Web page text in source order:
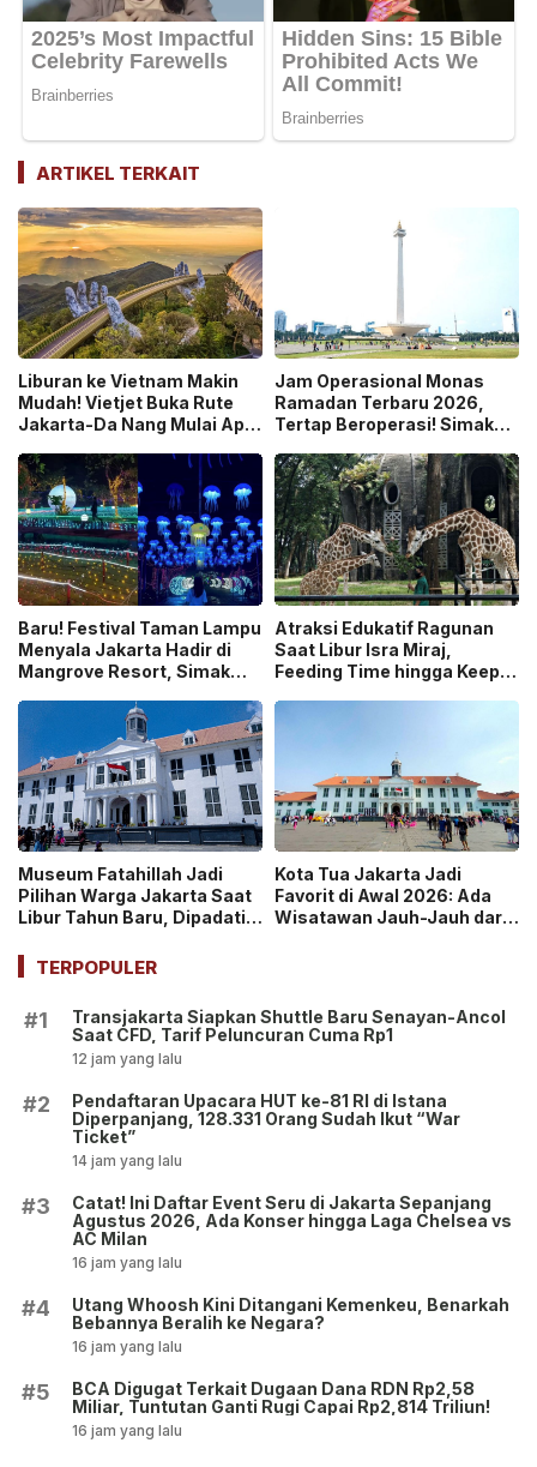
ARTIKEL TERKAIT
Liburan ke Vietnam Makin
Mudah! Vietjet Buka Rute
Jakarta-Da Nang Mulai April
Jam Operasional Monas
Ramadan Terbaru 2026,
Tertap Beroperasi! Simak
Resmi
Baru! Festival Taman Lampu
Menyala Jakarta Hadir di
Mangrove Resort, Simak
Atraksi Edukatif Ragunan
Saat Libur Isra Miraj,
Feeding Time hingga Keeper
Museum Fatahillah Jadi
Pilihan Warga Jakarta Saat
Libur Tahun Baru, Dipadati
Pelajar
Kota Tua Jakarta Jadi
Favorit di Awal 2026: Ada
Wisatawan Jauh-Jauh dari
TERPOPULER
#1
Transjakarta Siapkan Shuttle Baru Senayan-Ancol
Saat CFD, Tarif Peluncuran Cuma Rp1
12 jam yang lalu
#2
Pendaftaran Upacara HUT ke-81 RI di Istana
Diperpanjang, 128.331 Orang Sudah Ikut “War
Ticket”
14 jam yang lalu
#3
Catat! Ini Daftar Event Seru di Jakarta Sepanjang
Agustus 2026, Ada Konser hingga Laga Chelsea vs
AC Milan
16 jam yang lalu
#4
Utang Whoosh Kini Ditangani Kemenkeu, Benarkah
Bebannya Beralih ke Negara?
16 jam yang lalu
#5
BCA Digugat Terkait Dugaan Dana RDN Rp2,58
Miliar, Tuntutan Ganti Rugi Capai Rp2,814 Triliun!
16 jam yang lalu